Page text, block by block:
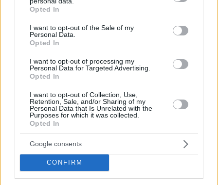
grant or deny consent to Google and its third-party tags to
use your data for below specified purposes in below Google
consent section.
Opted In
I want to opt-out of the Sale of my
Personal Data.
Opted In
I want to opt-out of processing my
Personal Data for Targeted Advertising.
Opted In
I want to opt-out of Collection, Use,
Retention, Sale, and/or Sharing of my
Personal Data that Is Unrelated with the
Purposes for which it was collected.
Opted In
Google consents
CONFIRM
Δημοκρατία: Γρατσία, Γαλανός,
Καρυστιανού και αυλικοί το
μετέτρεψαν σε φοβικό αρχηγικό
07.08.2026, 19:33
Η Λίλα Μπακλέση έφερε στον κόσμο
ανάρτηση του συντρόφου της περί...
λαού και εξουσίας
07.08.2026, 22:23
Εντυπωσιάζει με την εμφάνισή της η
σύζυγος του Τζέντι Όσμαν στις